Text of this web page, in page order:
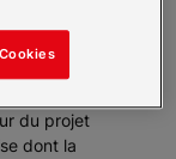
du projet
dont la